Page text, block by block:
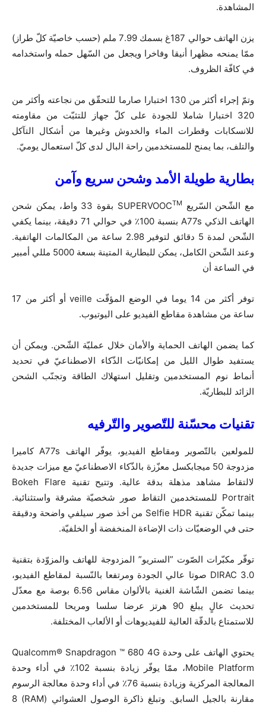
المشاهدة.
يزن الهاتف حوالي 187غ بسمك 7.99 ملم (حسب خاصيّة كلّ طراز)
ممّا يمنحه مظهرا أنيقا وفاخرا ويجعل من السّهل حمله واستخدامه
في كافّة الظروف.
وتمّ إجراء أكثر من 130 اختبارا صارما للتحقّق من نجاعته وأكثر من
320 اختبارا شاملا للجودة على كلّ جهاز للتثبّت من مقاومته
للانسكابات وقطرات الماء والخدوش وغيرها من أشكال التآكل
والتلف، بما يمنح للمستخدمين راحة البال لدى كلّ استعمال يوميّ.
بطارية طويلة الأمد وشحن سريع وآمن
مع الشّحن السّريع SUPERVOOC TM
بقوة 33 واط، يمكن شحن
الهاتف الذكي A77s بنسبة 100٪ في حوالي 71 دقيقة، بينما يكفي
الشّحن لمدة 5 دقائق لتوفير 2.98 ساعة من المكالمات الهاتفية.
وعند الشّحن الكامل، يمكن للبطارية المتينة بسعة 5000 مللي أمبير
في الساعة أن
توفر أكثر من 14 يوما في الوضع المؤقّت veille أو أكثر من 17
ساعة من مشاهدة مقاطع الفيديو على اليوتيوب.
كما يضمن الهاتف الحماية والأمان خلال عمليّة الشّحن. ويمكن أن
يستفيد طوال الليل من إمكانيّات الذّكاء الاصطناعيّ في تحديد
أنماط نوم المستخدمين وتقليل استهلاك الطاقة وتجنّب الشحن
الزائد للبطاريّة.
تقنيات محسّنة للتّصوير والتّرفيه
للمولعين بالتّصوير ومقاطع الفيديو، يوفّر الهاتف A77s كاميرا
مزدوجة 50 ميجابكسل معزّزة بالذّكاء الاصطناعيّ مع ميزات جديدة
لالتقاط مشاهد مذهلة بدقة عالية. وتتيح تقنية Bokeh Flare
Portrait للمستخدمين التقاط صور شخصيّة مشرقة واستثنائية.
بينما تمكّن تقنية Selfie HDR من أخذ صور سيلفي واضحة ودقيقة
حتى في الوضعيّات ذات الإضاءة المنخفضة أو الخلفيّة.
توفّر مكبّرات الصّوت ”الستريو” المزدوجة للهاتف والمزوّدة بتقنية
DIRAC 3.0 صوتا عالي الجودة ومرتفعا بالنّسبة لمقاطع الفيديو،
بينما تضمن الشّاشة الغنية بالألوان مقاس 6.56 بوصة مع معدّل
تحديث عالٍ يبلغ 90 هرتز عرضا سلسا ومريحا للمستخدمين
للاستمتاع بالدقّة العالية للفيديوهات أو الألعاب المختلفة.
يحتوي الهاتف على وحدة Qualcomm® Snapdragon ™ 680 4G
Mobile Platform، ممّا يوفّر زيادة بنسبة 102٪ في أداء وحدة
المعالجة المركزية وزيادة بنسبة 76٪ في أداء وحدة معالجة الرسوم
مقارنة بالجيل السابق. وتبلغ ذاكرة الوصول العشوائي (RAM) 8